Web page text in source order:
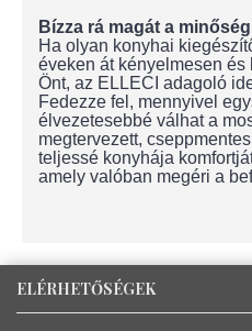
Bízza rá magát a
Ha olyan konyhai
éveken át kényelmesen
Önt, az ELLECI adagoló
Fedezze fel, mennyivel
élvezetesebbé válhat a
megtervezett,
teljessé konyhája
amely valóban megéri a
ELÉRHETŐSÉGEK